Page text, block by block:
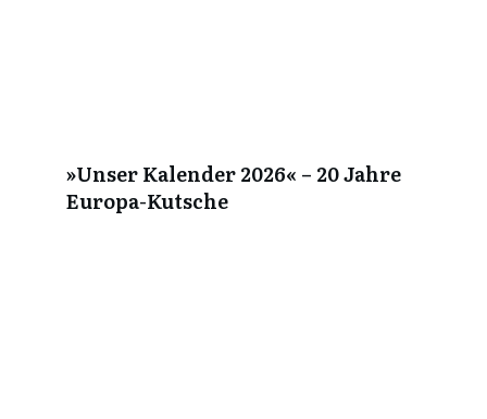
»Unser Kalender 2026« – 20 Jahre
Europa-Kutsche